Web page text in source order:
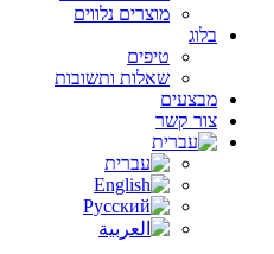
מוצרים נלווים
בלוג
טיפים
שאלות ותשובות
מבצעים
צור קשר